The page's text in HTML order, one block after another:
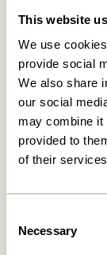
This website
We use
provide social
We also share
our social
may combine it
provided to
of their
Selection
Necessary